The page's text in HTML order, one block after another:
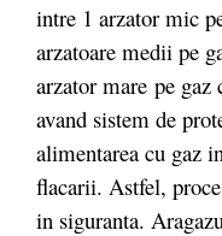
intre 1 arzator mic
arzatoare medii pe
arzator mare pe gaz
avand sistem de
alimentarea cu gaz
flacarii. Astfel,
in siguranta.